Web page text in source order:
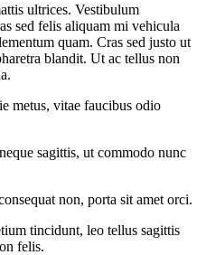
ultrices. Vestibulum
sed felis aliquam mi vehicula
quam. Cras sed justo ut
blandit. Ut ac tellus non
metus, vitae faucibus odio
sagittis, ut commodo nunc
non, porta sit amet orci.
tincidunt, leo tellus sagittis
felis.